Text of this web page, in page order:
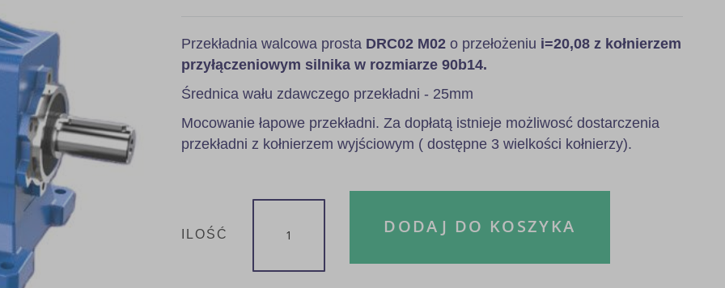
Przekładnia walcowa prosta DRC02 M02 o przełożeniu i=20,08 z kołnierzem
przyłączeniowym silnika w rozmiarze 90b14.
Średnica wału zdawczego przekładni - 25mm
Mocowanie łapowe przekładni. Za dopłatą istnieje możliwosć dostarczenia
przekładni z kołnierzem wyjściowym ( dostępne 3 wielkości kołnierzy).
ILOŚĆ DODAJ DO KOSZYKA